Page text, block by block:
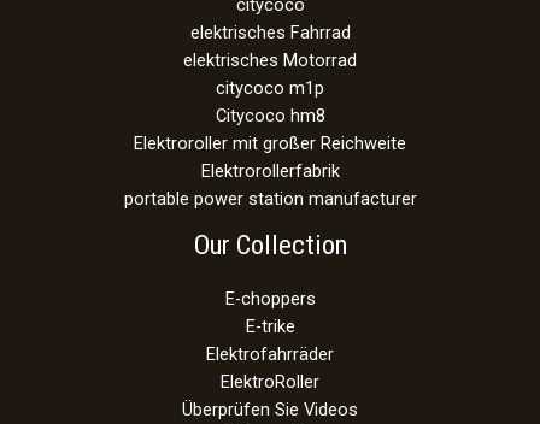
citycoco
elektrisches Fahrrad
elektrisches Motorrad
citycoco m1p
Citycoco hm8
Elektroroller mit großer Reichweite
Elektrorollerfabrik
portable power station manufacturer
Our Collection
E-choppers
E-trike
Elektrofahrräder
ElektroRoller
Überprüfen Sie Videos